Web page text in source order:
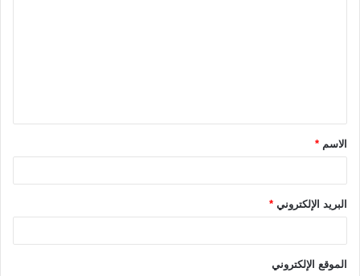
ق
*الاسم *
البريد الإلكتروني *
الموقع الإلكتروني